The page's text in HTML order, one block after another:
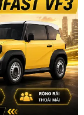
Chi Tiết